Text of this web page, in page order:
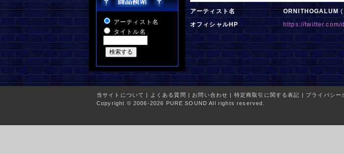
アーティスト名
タイトル名
アーティスト名 ORNITHOGALUM(
オフィシャルHP https://twitter.com/
当サイトについて | よくある質問 | お問い合わせ | 特定商取引に関する表記 | プライバシー
Copyright © 2006-2026 PURE SOUND All rights reserved.